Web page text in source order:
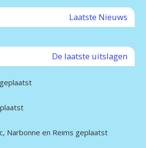
Laatste Nieuws
De laatste uitslagen
Narbonne en Reims geplaatst